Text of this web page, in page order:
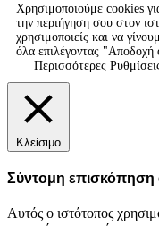
Χρησιμοποιούμε cookies
την περιήγηση σου στον
χρησιμοποιείς και να
όλα επιλέγοντας "Αποδοχή
Περισσότερες
Κλείσιμο
Σύντομη
Αυτός ο ιστότοπος